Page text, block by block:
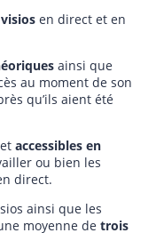
visios en direct et en
ainsi que
au moment de son
qu’ils aient été
accessibles en
ou bien les
direct.
ainsi que les
moyenne de trois